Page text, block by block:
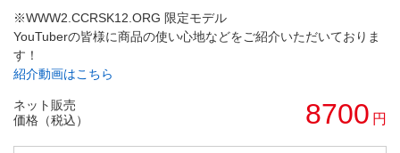
※WWW2.CCRSK12.ORG 限定モデル
YouTuberの皆様に商品の使い心地などをご紹介いただいておりま
す！
紹介動画はこちら
ネット販売
価格（税込）
8700 円